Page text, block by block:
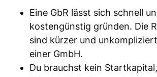
Eine GbR lässt sich schnell
kostengünstig gründen. Die
sind kürzer und
einer GmbH.
Du brauchst kein